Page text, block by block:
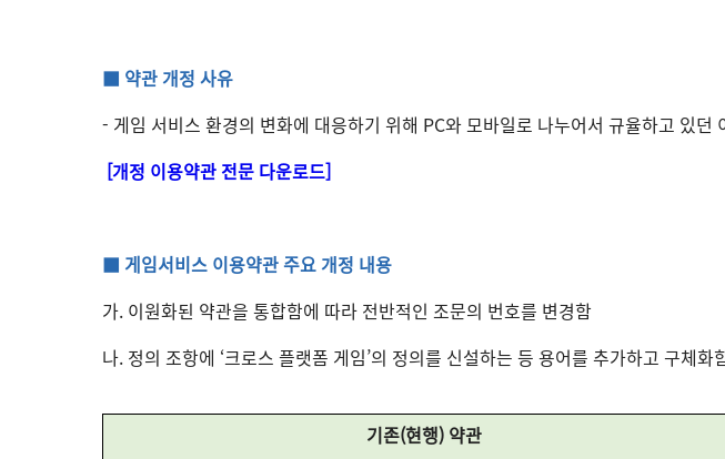
■ 약관 개정 사유
- 게임 서비스 환경의 변화에 대응하기 위해 PC와 모바일로 나누어서 규율하고 있
[개정 이용약관 전문 다운로드]
■ 게임서비스 이용약관 주요 개정 내용
가. 이원화된 약관을 통합함에 따라 전반적인 조문의 번호를 변경함
나. 정의 조항에 ‘크로스 플랫폼 게임’의 정의를 신설하는 등 용어를 추가하고 구체화
기존(현행) 약관